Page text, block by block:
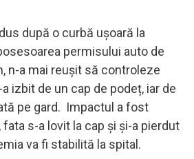
după o curbă ușoară la
permisului auto de
n-a mai reușit să controleze
izbit de un cap de podeț, iar de
pe gard. Impactul a fost
s-a lovit la cap și și-a pierdut
va fi stabilită la spital.